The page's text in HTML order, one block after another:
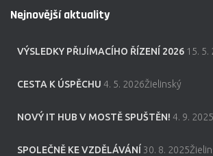
Nejnovější aktuality
VÝSLEDKY PŘIJÍMACÍHO ŘÍZENÍ 2026 15. 5.
CESTA K ÚSPĚCHU 4. 5. 2026Žielinský
NOVÝ IT HUB V MOSTĚ SPUŠTĚN! 4. 9.
SPOLEČNĚ KE VZDĚLÁVÁNÍ 30. 8.